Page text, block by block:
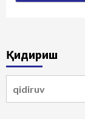
Қидириш